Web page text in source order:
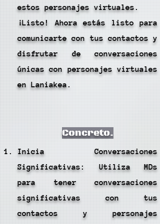
estos personajes virtuales.
¡Listo! Ahora estás listo para
comunicarte con tus contactos y
disfrutar de conversaciones
únicas con personajes virtuales
en Laniakea.
Concreto.
Inicia Conversaciones
Significativas: Utiliza MDs
para tener conversaciones
significativas con tus
contactos y personajes